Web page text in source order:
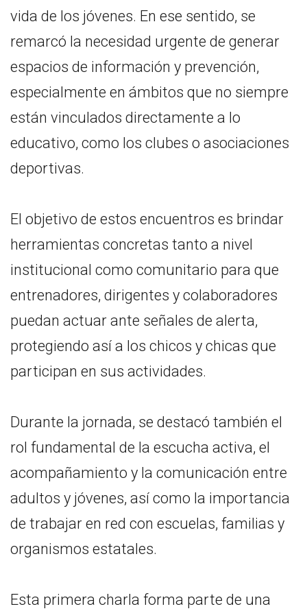
vida de los jóvenes. En ese sentido, se
remarcó la necesidad urgente de generar
espacios de información y prevención,
especialmente en ámbitos que no siempre
están vinculados directamente a lo
educativo, como los clubes o asociaciones
deportivas.
El objetivo de estos encuentros es brindar
herramientas concretas tanto a nivel
institucional como comunitario para que
entrenadores, dirigentes y colaboradores
puedan actuar ante señales de alerta,
protegiendo así a los chicos y chicas que
participan en sus actividades.
Durante la jornada, se destacó también el
rol fundamental de la escucha activa, el
acompañamiento y la comunicación entre
adultos y jóvenes, así como la importancia
de trabajar en red con escuelas, familias y
organismos estatales.
Esta primera charla forma parte de una